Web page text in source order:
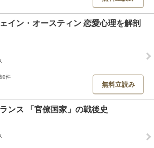
イン・オースティン 恋愛心理を解剖
0件
無料立読み
ンス 「官僚国家」の戦後史